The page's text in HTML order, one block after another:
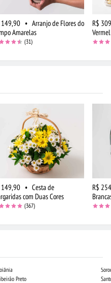
149,90 • Arranjo de Flores do
Amarelas
(31)
R$
149,90 • Cesta de
com Duas Cores
(367)
R$
Preto